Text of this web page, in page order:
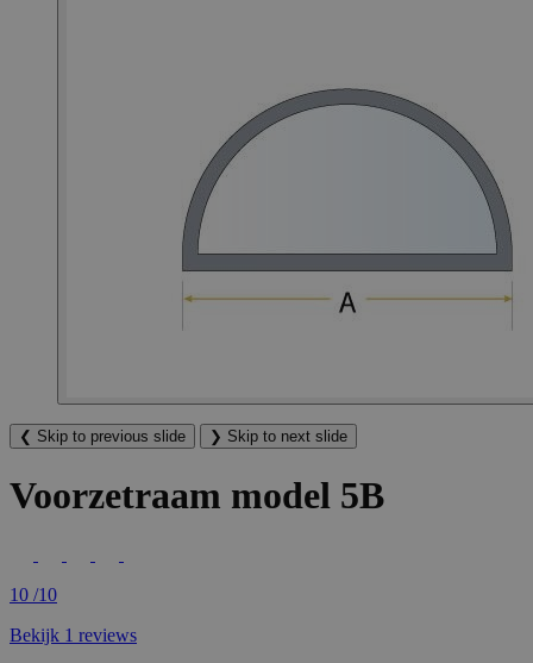
❮ Skip to previous slide ❯ Skip to next slide
Voorzetraam model 5B
10 /10
Bekijk 1 reviews